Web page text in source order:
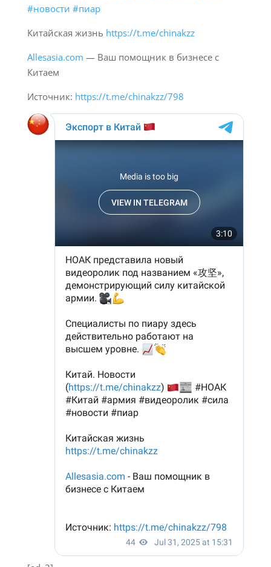
#новости #пиар
Китайская жизнь https://t.me/chinakzz
Allesasia.com — Ваш помощник в бизнесе с
Китаем
Источник: https://t.me/chinakzz/798